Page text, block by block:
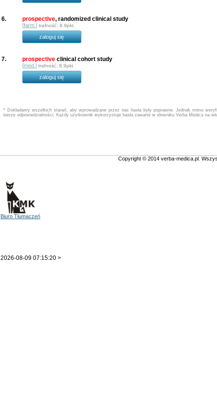
6. prospective, randomized clinical study
[farm. ] trafność: 8.9pkt.
zaloguj się
7. prospective clinical cohort study
[med. ] trafność: 8.9pkt.
zaloguj się
* Dokładamy wszelkich starań, aby wprowadzane przez nas hasła były poprawne. Jednak mimo
bierze odpowiedzialności. Każdy użytkownik wykorzystuje hasła zawarte w słowniku Verba Medica na
Copyright © 2014 verba-medica.pl.
Biuro Tłumaczeń
2026-08-09 07:15:20 >